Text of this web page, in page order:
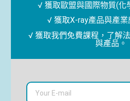
√ 獲取歐盟與國際物質(化
√ 獲取X-ray產品與產業
√ 獲取我們免費課程，了解
與產品。